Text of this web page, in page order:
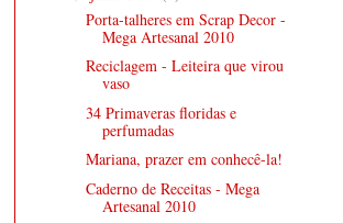
Porta-talheres em Scrap Decor -
Mega Artesanal 2010
Reciclagem - Leiteira que virou
vaso
34 Primaveras floridas e
perfumadas
Mariana, prazer em conhecê-la!
Caderno de Receitas - Mega
Artesanal 2010